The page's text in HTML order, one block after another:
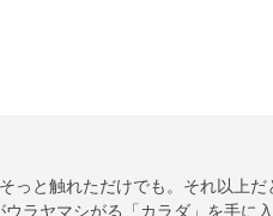
ラヤマシがる「カラダ」を手に